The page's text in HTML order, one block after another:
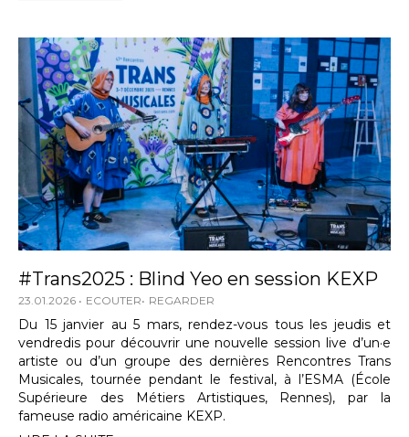
#Trans2025 : Blind Yeo en session KEXP
23.01.2026 ECOUTER REGARDER
Du 15 janvier au 5 mars, rendez-vous tous les jeudis et
vendredis pour découvrir une nouvelle session live d’un·e
artiste ou d’un groupe des dernières Rencontres Trans
Musicales, tournée pendant le festival, à l’ESMA (École
Supérieure des Métiers Artistiques, Rennes), par la
fameuse radio américaine KEXP.